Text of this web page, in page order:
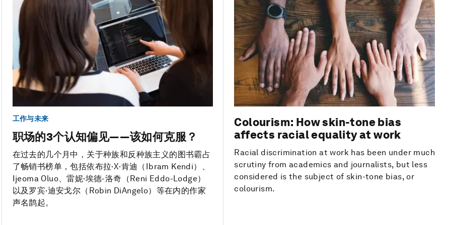
工作与未来
职场的3个认知偏见——该如何克服？
在过去的几个月中，关于种族和反种族主义的图书霸占
了畅销书榜单，包括依布拉·X·肯迪（Ibram Kendi）、
Ijeoma Oluo、雷妮·埃德-洛奇（Reni Eddo-Lodge）
以及罗宾·迪安戈尔（Robin DiAngelo）等在内的作家
声名鹊起。
Colourism: How skin-tone bias
affects racial equality at work
Racial discrimination at work has been under much
scrutiny from academics and journalists, but less
considered is the subject of skin-tone bias, or
colourism.